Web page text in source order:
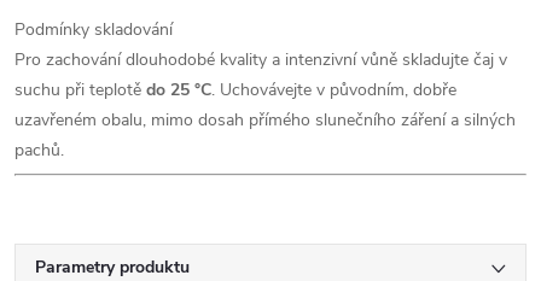
Podmínky skladování
Pro zachování dlouhodobé kvality a intenzivní vůně skladujte čaj v
suchu při teplotě do 25 °C. Uchovávejte v původním, dobře
uzavřeném obalu, mimo dosah přímého slunečního záření a silných
pachů.
Parametry produktu